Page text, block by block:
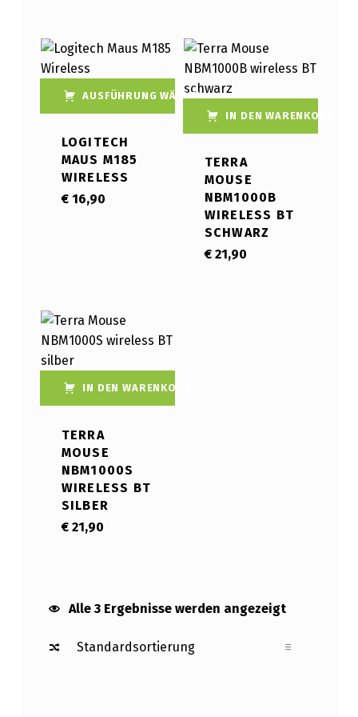
AUSFÜHRUNG WÄHLEN
LOGITECH
MAUS M185
WIRELESS
€16,90
IN DEN WARENKORB
TERRA
MOUSE
NBM1000B
WIRELESS BT
SCHWARZ
€21,90
IN DEN WARENKORB
TERRA
MOUSE
NBM1000S
WIRELESS BT
SILBER
€21,90
Alle 3 Ergebnisse werden angezeigt